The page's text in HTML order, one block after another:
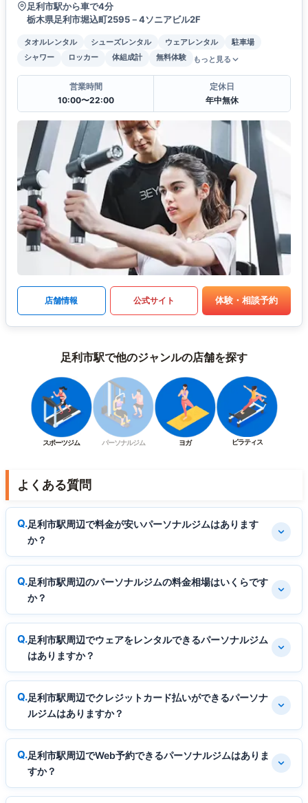
足利市駅から車で4分
栃木県足利市堀込町2595－4ソニアビル2F
タオルレンタル シューズレンタル ウェアレンタル
駐車場
シャワー
ロッカー 体組成計 無料体験 もっと見る
営業時間
10:00〜22:00
定休日
年中無休
店舗情報 公式サイト 体験・相談予約
足利市駅で他のジャンルの店舗を探す
スポーツジム パーソナルジム ヨガ ピラティス
よくある質問
足利市駅周辺で料金が安いパーソナルジムはあります
か？
足利市駅周辺のパーソナルジムの料金相場はいくらです
か？
足利市駅周辺でウェアをレンタルできるパーソナルジム
はありますか？
足利市駅周辺でクレジットカード払いができるパーソナ
ルジムはありますか？
足利市駅周辺でWeb予約できるパーソナルジムはありま
すか？